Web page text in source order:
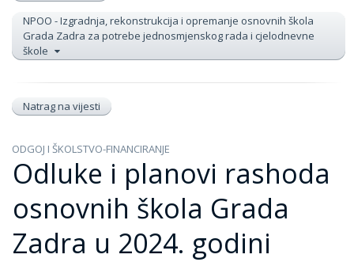
NPOO - Izgradnja, rekonstrukcija i opremanje osnovnih škola
Grada Zadra za potrebe jednosmjenskog rada i cjelodnevne
škole
Natrag na vijesti
ODGOJ I ŠKOLSTVO-FINANCIRANJE
Odluke i planovi rashoda
osnovnih škola Grada
Zadra u 2024. godini